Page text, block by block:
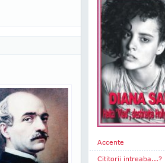
Accente
Cititorii intreaba...?